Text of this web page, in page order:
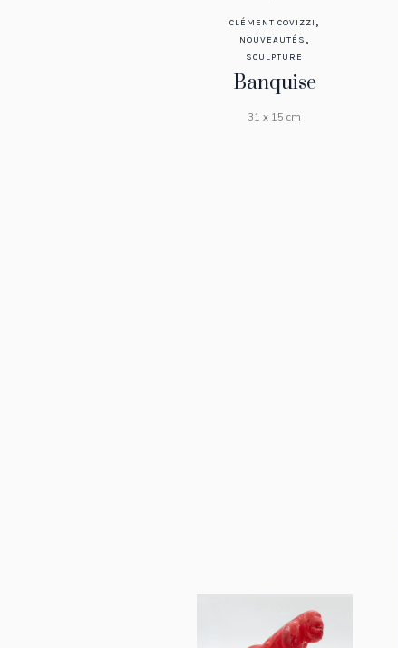
CLÉMENT COVIZZI ,
NOUVEAUTÉS ,
SCULPTURE
Banquise
31 x 15 cm